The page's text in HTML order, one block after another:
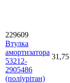
229609
Втулка
амортизатора
53212-
2905486
(поліурітан)
31,75